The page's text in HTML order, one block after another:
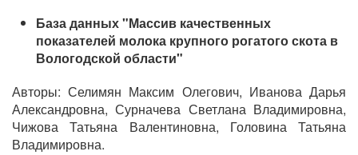
База данных "Массив качественных
показателей молока крупного рогатого скота в
Вологодской области"
Авторы: Селимян Максим Олегович, Иванова Дарья
Александровна, Сурначева Светлана Владимировна,
Чижова Татьяна Валентиновна, Головина Татьяна
Владимировна.